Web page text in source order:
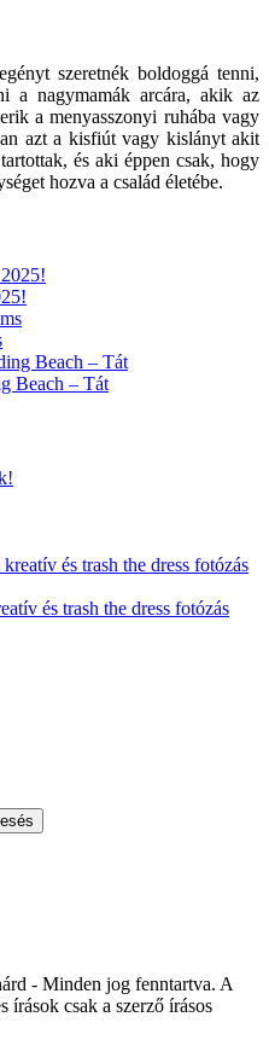
szeretnék boldoggá tenni,
a nagymamák arcára, akik az
a menyasszonyi ruhába vagy
azt a kisfiút vagy kislányt akit
és aki éppen csak, hogy
hozva a család életébe.
Beach – Tát
és trash the dress fotózás
- Minden jog fenntartva. A
csak a szerző írásos